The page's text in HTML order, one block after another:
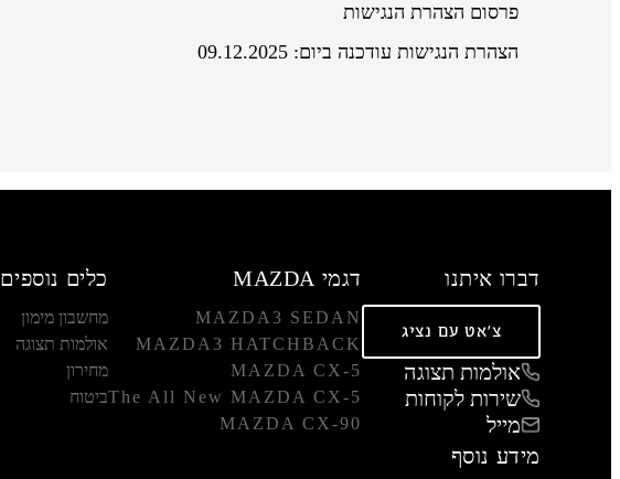
פרסום הצהרת הנגישות
הצהרת הנגישות עודכנה ביום: 09.12.2025
דברו איתנו
צ'אט עם נציג
אולמות תצוגה
שירות לקוחות
מייל
דגמי MAZDA
MAZDA3 SEDAN
MAZDA3 HATCHBACK
MAZDA CX-5
The All New MAZDA CX-5
MAZDA CX-90
כלים נוספים
מחשבון מימון
אולמות תצוגה
מחירון
ביטוח
מידע נוסף